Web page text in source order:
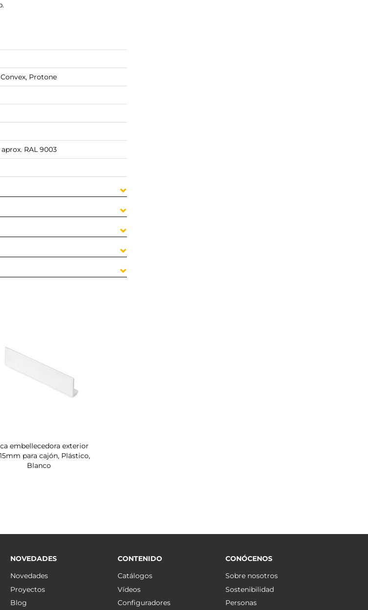
Protone
RAL 9003
embellecedora exterior
para cajón, Plástico,
Blanco
NOVEDADES
Novedades
Proyectos
Blog
CONTENIDO
Catálogos
Vídeos
Configuradores
CONÓCENOS
Sobre nosotros
Sostenibilidad
Personas